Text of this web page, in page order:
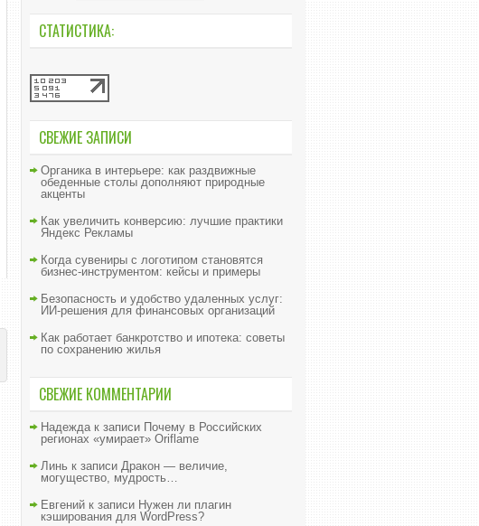
СТАТИСТИКА:
СВЕЖИЕ ЗАПИСИ
Органика в интерьере: как раздвижные
обеденные столы дополняют природные
акценты
Как увеличить конверсию: лучшие практики
Яндекс Рекламы
Когда сувениры с логотипом становятся
бизнес-инструментом: кейсы и примеры
Безопасность и удобство удаленных услуг:
ИИ-решения для финансовых организаций
Как работает банкротство и ипотека: советы
по сохранению жилья
СВЕЖИЕ КОММЕНТАРИИ
Надеждак записи Почему в Российских
регионах «умирает» Oriflame
Линь к записи Дракон — величие,
могущество, мудрость…
Евгений к записи Нужен ли плагин
кэширования для WordPress?